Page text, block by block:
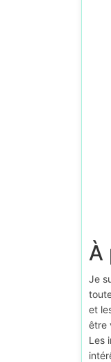
À
Je
et
être
Les